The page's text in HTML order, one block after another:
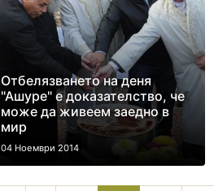
Отбелязването на деня
"Ашуре" е доказателство, че
може да живеем заедно в
мир
04 Ноември 2014